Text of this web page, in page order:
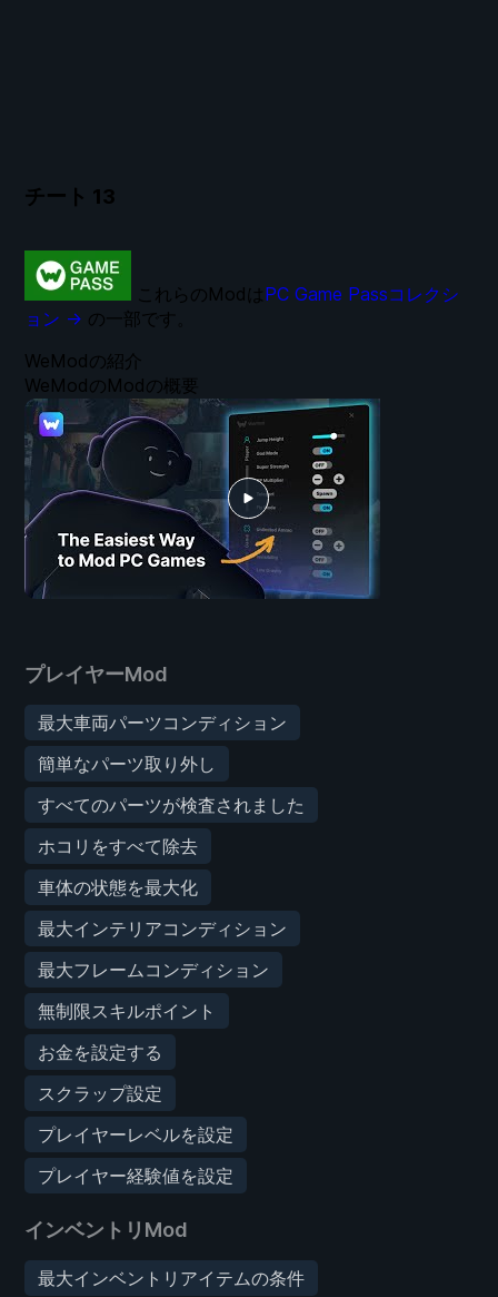
チート 13
プレイヤーMod
最大車両パーツコンディション
簡単なパーツ取り外し
すべてのパーツが検査されました
ホコリをすべて除去
車体の状態を最大化
最大インテリアコンディション
最大フレームコンディション
無制限スキルポイント
お金を設定する
スクラップ設定
プレイヤーレベルを設定
プレイヤー経験値を設定
インベントリMod
最大インベントリアイテムの条件
WeModの紹介
WeModのModの概要
これらのModは PC Game Passコレクシ
ョン → の一部です。